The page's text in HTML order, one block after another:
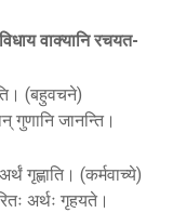
वाक्यानि रचयत-
(बहुवचने)
गुणानि जानन्ति।
गृह्णाति। (कर्मवाच्ये)
अर्थः गृहयते।